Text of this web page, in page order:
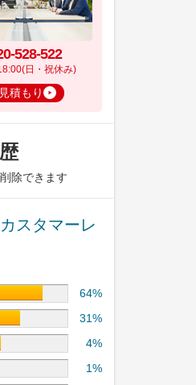
528-522
日・祝休み)
積もり
除できます
スタマーレ
64%
31%
4%
1%